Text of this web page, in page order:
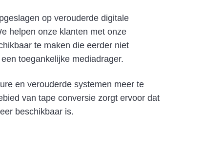
op verouderde digitale
helpen onze klanten met onze
te maken die eerder niet
toegankelijke mediadrager.
en verouderde systemen meer te
van tape conversie zorgt ervoor dat
beschikbaar is.